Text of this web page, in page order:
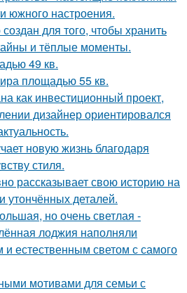
южного настроения.
для того, чтобы хранить
и тёплые моменты.
49 кв.
площадью 55 кв.
как инвестиционный проект,
дизайнер ориентировался
новую жизнь благодаря
стиля.
рассказывает свою историю на
утончённых деталей.
но очень светлая -
лоджия наполняли
и естественным светом с самого
мотивами для семьи с